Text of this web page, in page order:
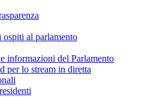
ospiti al parlamento
informazioni del Parlamento
per lo stream in diretta